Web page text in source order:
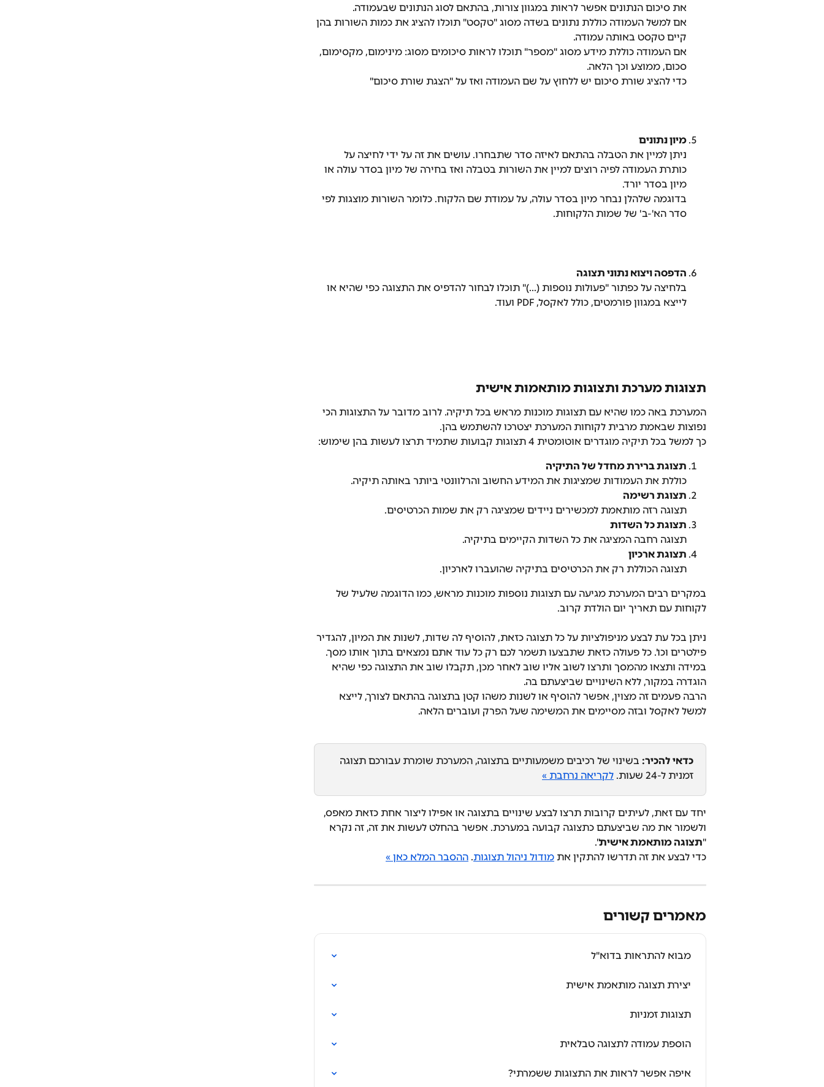
את סיכום הנתונים אפשר לראות במגוון צורות, בהתאם לסוג הנתונים שבעמודה.
אם למשל העמודה כוללת נתונים בשדה מסוג "טקסט" תוכלו להציג את כמות השורות בהן
קיים טקסט באותה עמודה.
אם העמודה כוללת מידע מסוג "מספר" תוכלו לראות סיכומים מסוג: מינימום, מקסימום,
סכום, ממוצע וכך הלאה.
כדי להציג שורת סיכום יש ללחוץ על שם העמודה ואז על "הצגת שורת סיכום"
מיון נתונים
​ניתן למיין את הטבלה בהתאם לאיזה סדר שתבחרו. עושים את זה על ידי לחיצה על
כותרת העמודה לפיה רוצים למיין את השורות בטבלה ואז בחירה של מיון בסדר עולה או
מיון בסדר יורד.
בדוגמה שלהלן נבחר מיון בסדר עולה, על עמודת שם הלקוח. כלומר השורות מוצגות לפי
סדר הא'-ב' של שמות הלקוחות.
הדפסה ויצוא נתוני תצוגה
​בלחיצה על כפתור "פעולות נוספות (...)" תוכלו לבחור להדפיס את התצוגה כפי שהיא או
לייצא במגוון פורמטים, כולל לאקסל, PDF ועוד.
תצוגות מערכת ותצוגות מותאמות אישית
המערכת באה כמו שהיא עם תצוגות מוכנות מראש בכל תיקיה. לרוב מדובר על התצוגות הכי
נפוצות שבאמת מרבית לקוחות המערכת יצטרכו להשתמש בהן.
כך למשל בכל תיקיה מוגדרים אוטומטית 4 תצוגות קבועות שתמיד תרצו לעשות בהן שימוש:
תצוגת ברירת מחדל של התיקיה
כוללת את העמודות שמציגות את המידע החשוב והרלוונטי ביותר באותה תיקיה.
תצוגת רשימה
תצוגה רזה מותאמת למכשירים ניידים שמציגה רק את שמות הכרטיסים.
תצוגת כל השדות
תצוגה רחבה המציגה את כל השדות הקיימים בתיקיה.
תצוגת ארכיון
תצוגה הכוללת רק את הכרטיסים בתיקיה שהועברו לארכיון.
במקרים רבים המערכת מגיעה עם תצוגות נוספות מוכנות מראש, כמו הדוגמה שלעיל של
לקוחות עם תאריך יום הולדת קרוב.
ניתן בכל עת לבצע מניפולציות על כל תצוגה כזאת, להוסיף לה שדות, לשנות את המיון, להגדיר
פילטרים וכו'. כל פעולה כזאת שתבצעו תשמר לכם רק כל עוד אתם נמצאים בתוך אותו מסך.
במידה ותצאו מהמסך ותרצו לשוב אליו שוב לאחר מכן, תקבלו שוב את התצוגה כפי שהיא
הוגדרה במקור, ללא השינויים שביצעתם בה.
הרבה פעמים זה מצוין, אפשר להוסיף או לשנות משהו קטן בתצוגה בהתאם לצורך, לייצא
למשל לאקסל ובזה מסיימים את המשימה שעל הפרק ועוברים הלאה.
כדאי להכיר: בשינוי של רכיבים משמעותיים בתצוגה, המערכת שומרת עבורכם תצוגה
זמנית ל-24 שעות.
לקריאה נרחבת »
יחד עם זאת, לעיתים קרובות תרצו לבצע שינויים בתצוגה או אפילו ליצור אחת כזאת מאפס,
ולשמור את מה שביצעתם כתצוגה קבועה במערכת. אפשר בהחלט לעשות את זה, זה נקרא
"תצוגה מותאמת אישית".
כדי לבצע את זה תדרשו להתקין את מודול ניהול תצוגות. ההסבר המלא כאן »
מאמרים קשורים
מבוא להתראות בדוא"ל
יצירת תצוגה מותאמת אישית
תצוגות זמניות
הוספת עמודה לתצוגה טבלאית
איפה אפשר לראות את התצוגות ששמרתי?